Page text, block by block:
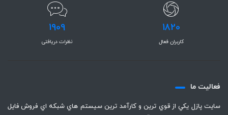
1820
کاربران فعال
1909
نظرات دریافتی
فعاليت ما
سايت پازل يكي از قوي ترين و كارآمد ترين سيستم هاي شبكه اي فروش فايل